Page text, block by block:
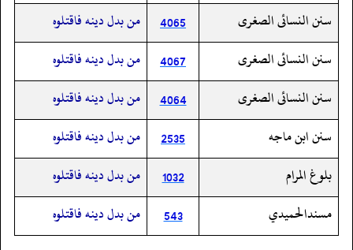
سنن النسائى الصغرى
4065
من بدل دينه فاقتلوه
سنن النسائى الصغرى
4067
من بدل دينه فاقتلوه
سنن النسائى الصغرى
4064
من بدل دينه فاقتلوه
سنن ابن ماجه
2535
من بدل دينه فاقتلوه
بلوغ المرام
1032
من بدل دينه فاقتلوه
مسندالحميدي
543 من بدل دينه فاقتلوه